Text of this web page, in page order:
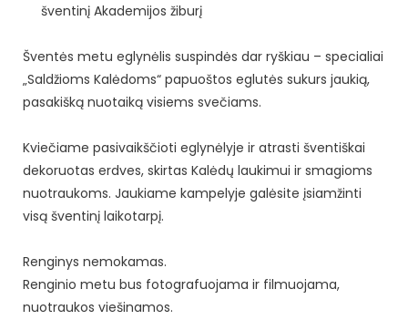
šventinį Akademijos žiburį
Šventės metu eglynėlis suspindės dar ryškiau – specialiai
„Saldžioms Kalėdoms“ papuoštos eglutės sukurs jaukią,
pasakišką nuotaiką visiems svečiams.
Kviečiame pasivaikščioti eglynėlyje ir atrasti šventiškai
dekoruotas erdves, skirtas Kalėdų laukimui ir smagioms
nuotraukoms. Jaukiame kampelyje galėsite įsiamžinti
visą šventinį laikotarpį.
Renginys nemokamas.
Renginio metu bus fotografuojama ir filmuojama,
nuotraukos viešinamos.